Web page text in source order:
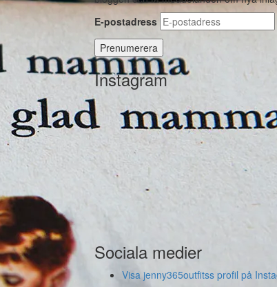
E-postadress
Instagram
Sociala medier
Visa jenny365outfitss profil på